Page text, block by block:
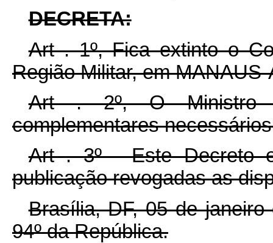
DECRETA:
Art . 1º, Fica extinto o
Região Militar, em MANAUS-
Art . 2º, O Ministro
complementares
Art . 3º - Este Decreto
publicação revogadas as
Brasília, DF, 05 de
94º da República.